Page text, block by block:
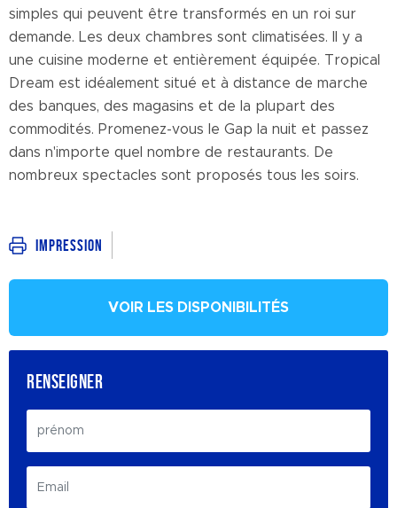
simples qui peuvent être transformés en un roi sur
demande. Les deux chambres sont climatisées. Il y a
une cuisine moderne et entièrement équipée. Tropical
Dream est idéalement situé et à distance de marche
des banques, des magasins et de la plupart des
commodités. Promenez-vous le Gap la nuit et passez
dans n'importe quel nombre de restaurants. De
nombreux spectacles sont proposés tous les soirs.
Impression
VOIR LES DISPONIBILITÉS
RENSEIGNER